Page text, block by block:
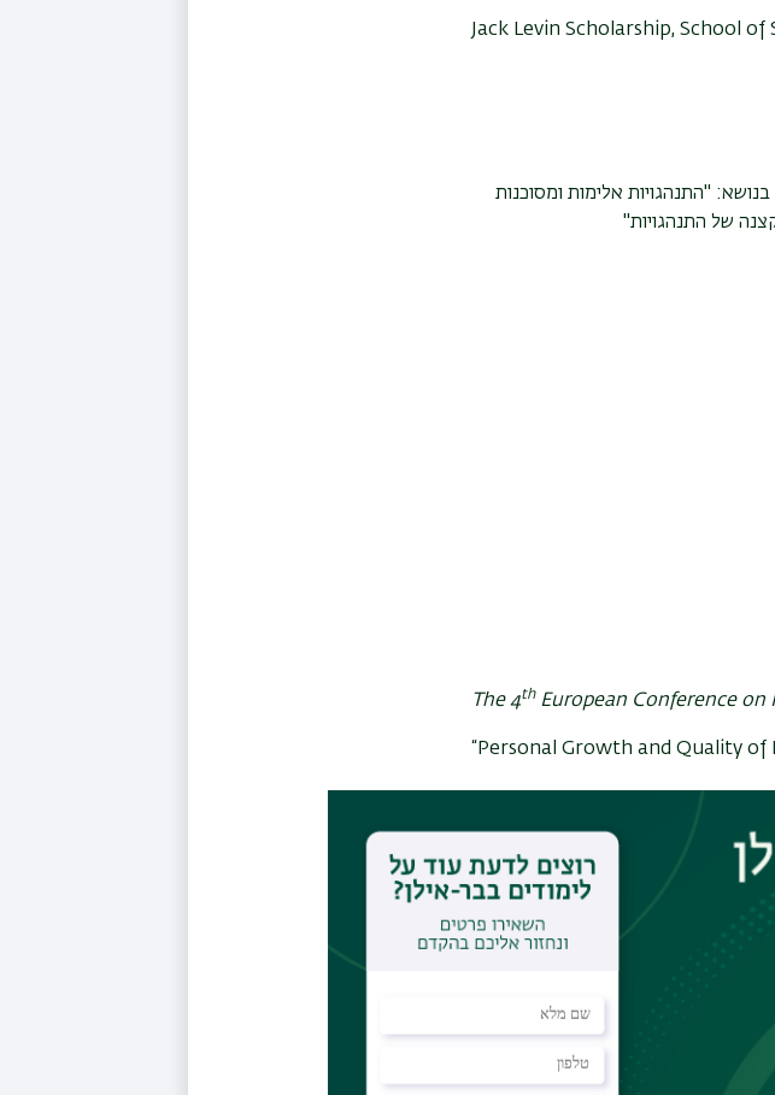
Jack Levin Scholarship, School
"התנהגויות אלימות ומסוכנות
של התנהגויות"
The 4thEuropean Conference on
“Personal Growth and Quality of
והאומנות
“Intergenerational relationships
examination”